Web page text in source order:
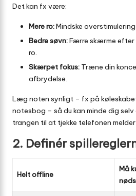
Det kan fx være:
Mere ro:Mindske
Bedre søvn:Færre skærme efter
ro.
Skærpet fokus: Træne din
afbrydelse.
Læg noten synligt – fx på
notesbog – så du kan minde dig
trangen til at tjekke telefonen melder
2. Definér
Helt offline
Må